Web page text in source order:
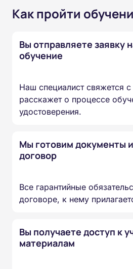
Как пройти
Вы отправляете заявку
обучение
Наш специалист свяжется
расскажет о процессе
удостоверения.
Мы готовим документы и
договор
Все гарантийные
договоре, к нему
Вы получаете доступ к
материалам